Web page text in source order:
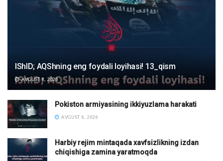
IShID; AQShning eng foydali loyihasi! 13_qism
AVGUST 8, 2026
Pokiston armiyasining ikkiyuzlama harakati
AVGUST 6, 2026
Harbiy rejim mintaqada xavfsizlikning izdan
chiqishiga zamina yaratmoqda